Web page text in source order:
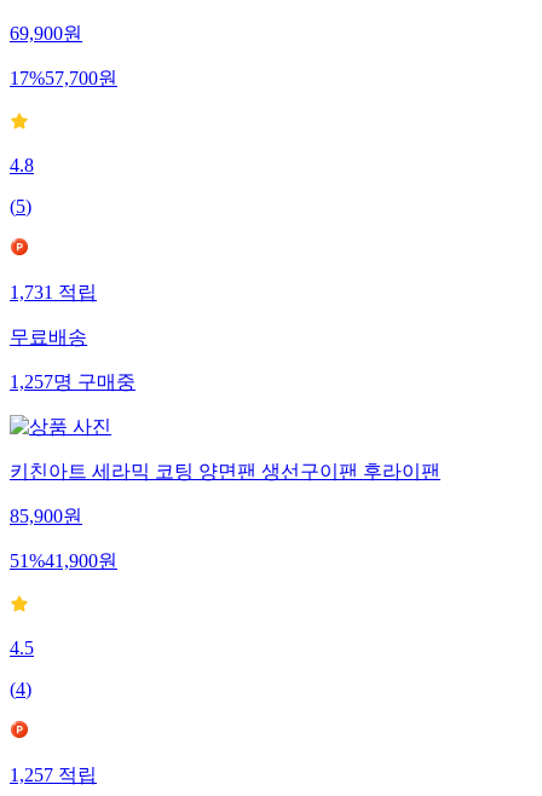
69,900원
17%57,700원
4.8
(5)
1,731 적립
무료배송
1,257명 구매중
키친아트 세라믹 코팅 양면팬 생선구이팬 후라이팬
85,900원
51%41,900원
4.5
(4)
1,257 적립